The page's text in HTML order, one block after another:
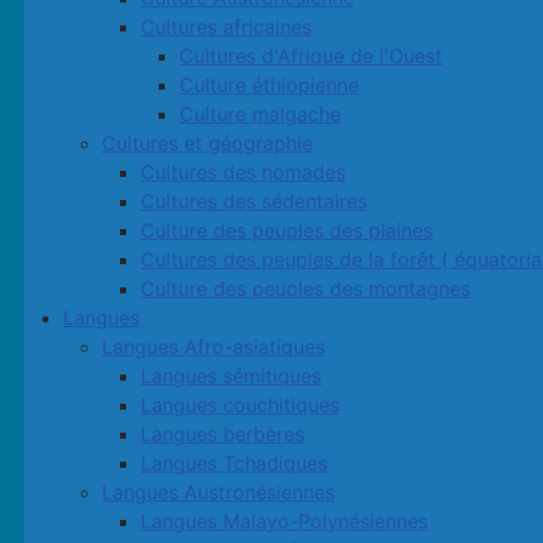
Cultures africaines
Cultures d'Afrique de l'Ouest
Culture éthiopienne
Culture malgache
Cultures et géographie
Cultures des nomades
Cultures des sédentaires
Culture des peuples des plaines
Cultures des peuples de la forêt (
Culture des peuples des montagnes
Langues
Langues Afro-asiatiques
Langues sémitiques
Langues couchitiques
Langues berbères
Langues Tchadiques
Langues Austronésiennes
Langues Malayo-Polynésiennes